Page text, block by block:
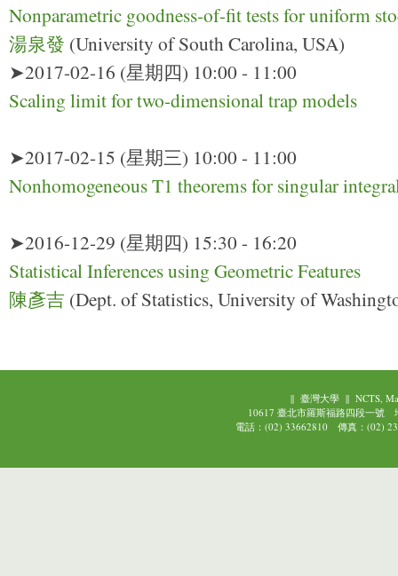
Nonparametric goodness-of-fit tests for uniform
湯泉發 (University of South Carolina, USA)
➤2017-02-16 (星期四) 10:00 - 11:00
Scaling limit for two-dimensional trap models
➤2017-02-15 (星期三) 10:00 - 11:00
Nonhomogeneous T1 theorems for singular
➤2016-12-29 (星期四) 15:30 - 16:20
Statistical Inferences using Geometric Features
陳彥吉 (Dept. of Statistics, University of
|| 臺灣大學|| NCTS,
10617 臺北市羅斯福路四段一號
電話：(02) 33662810 傳真：(02)